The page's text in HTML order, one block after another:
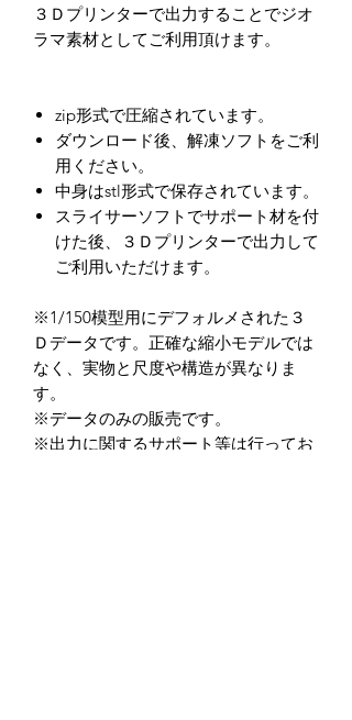
３Ｄプリンターで出力することでジオ
ラマ素材としてご利用頂けます。
zip形式で圧縮されています。
ダウンロード後、解凍ソフトをご利
用ください。
中身はstl形式で保存されています。
スライサーソフトでサポート材を付
けた後、３Ｄプリンターで出力して
ご利用いただけます。
※1/150模型用にデフォルメされた３
Ｄデータです。正確な縮小モデルでは
なく、実物と尺度や構造が異なりま
す。
※データのみの販売です。
※出力に関するサポート等は行ってお